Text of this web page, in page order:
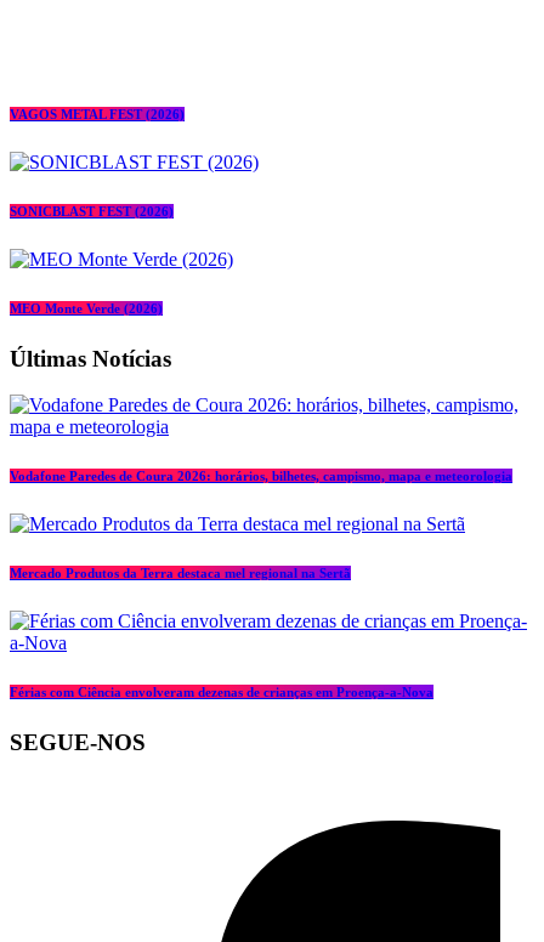
VAGOS METAL FEST (2026)
SONICBLAST FEST (2026)
MEO Monte Verde (2026)
Últimas Notícias
Vodafone Paredes de Coura 2026: horários, bilhetes, campismo, mapa e meteorologia
Mercado Produtos da Terra destaca mel regional na Sertã
Férias com Ciência envolveram dezenas de crianças em Proença-a-Nova
SEGUE-NOS